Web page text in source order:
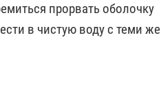
прорвать оболочку
в чистую воду с теми же